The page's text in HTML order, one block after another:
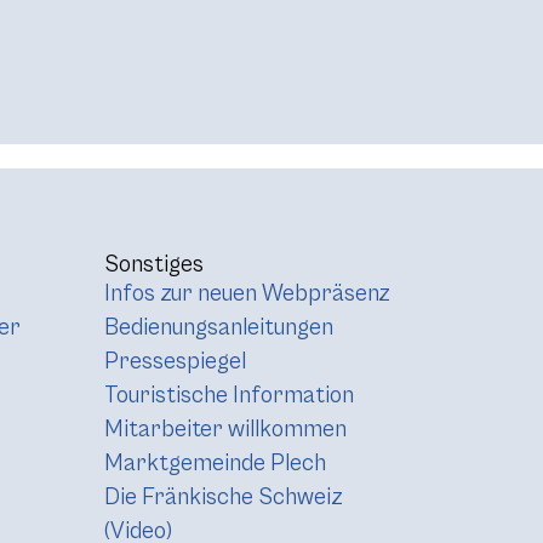
Sonstiges
Infos zur neuen Webpräsenz
Bedienungsanleitungen
Pressespiegel
Touristische Information
Mitarbeiter willkommen
Marktgemeinde Plech
Die Fränkische Schweiz
(Video)